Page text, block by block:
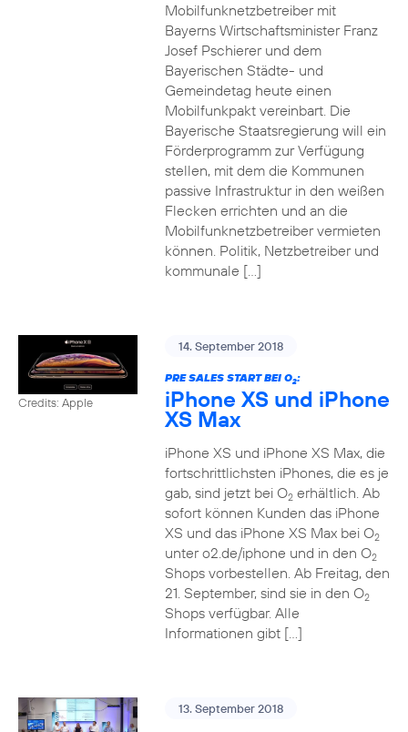
Mobilfunknetzbetreiber mit
Bayerns Wirtschaftsminister Franz
Josef Pschierer und dem
Bayerischen Städte- und
Gemeindetag heute einen
Mobilfunkpakt vereinbart. Die
Bayerische Staatsregierung will ein
Förderprogramm zur Verfügung
stellen, mit dem die Kommunen
passive Infrastruktur in den weißen
Flecken errichten und an die
Mobilfunknetzbetreiber vermieten
können. Politik, Netzbetreiber und
kommunale […]
Credits: Apple
14. September 2018
PRE SALES START BEI O2:
iPhone XS und iPhone
XS Max
iPhone XS und iPhone XS Max, die
fortschrittlichsten iPhones, die es je
gab, sind jetzt bei O2erhältlich. Ab
sofort können Kunden das iPhone
XS und das iPhone XS Max bei O2
unter o2.de/iphone und in den O2
Shops vorbestellen. Ab Freitag, den
21. September, sind sie in den O2
Shops verfügbar. Alle
Informationen gibt […]
13. September 2018